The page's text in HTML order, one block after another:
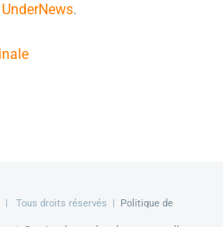
UnderNews.
| Tous droits réservés | Politique de